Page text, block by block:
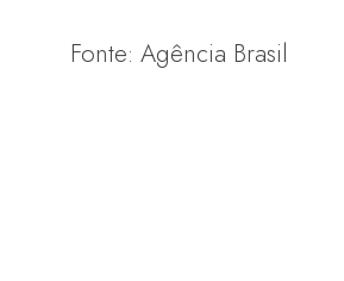
Fonte: Agência Brasil